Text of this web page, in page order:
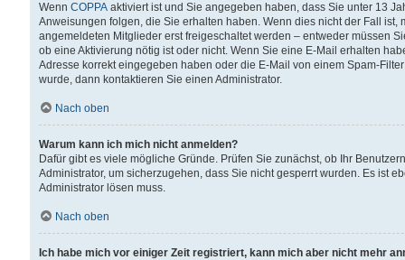
Wenn COPPA aktiviert ist und Sie angegeben haben, dass Sie unter 13
Anweisungen folgen, die Sie erhalten haben. Wenn dies nicht der Fall
angemeldeten Mitglieder erst freigeschaltet werden – entweder müssen
ob eine Aktivierung nötig ist oder nicht. Wenn Sie eine E-Mail erhalten
Adresse korrekt eingegeben haben oder die E-Mail von einem Spam-
wurde, dann kontaktieren Sie einen Administrator.
Nach oben
Warum kann ich mich nicht anmelden?
Dafür gibt es viele mögliche Gründe. Prüfen Sie zunächst, ob Ihr
Administrator, um sicherzugehen, dass Sie nicht gesperrt wurden. Es ist
Administrator lösen muss.
Nach oben
Ich habe mich vor einiger Zeit registriert, kann mich aber nicht mehr